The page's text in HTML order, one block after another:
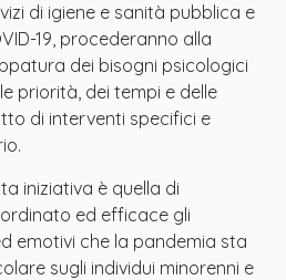
di igiene e sanità pubblica e
19, procederanno alla
dei bisogni psicologici
priorità, dei tempi e delle
di interventi specifici e
iniziativa è quella di
ed efficace gli
emotivi che la pandemia sta
sugli individui minorenni e